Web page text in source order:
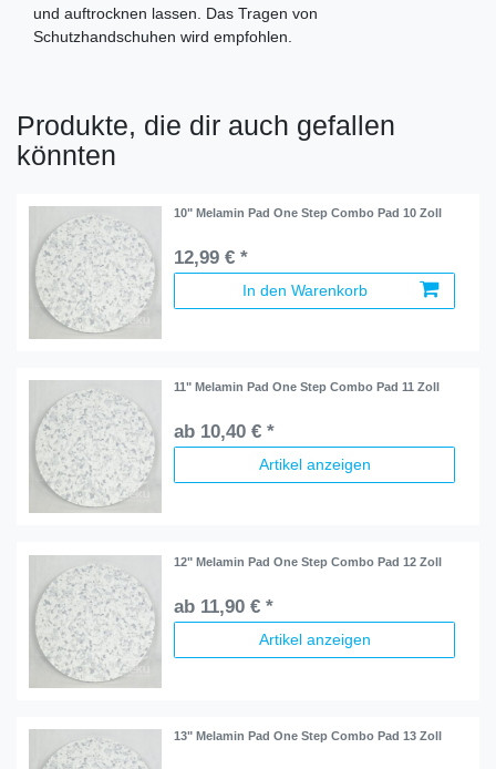
und auftrocknen lassen. Das Tragen von
Schutzhandschuhen wird empfohlen.
Produkte, die dir auch gefallen
könnten
10" Melamin Pad One Step Combo Pad 10 Zoll
12,99 € *
In den Warenkorb
11" Melamin Pad One Step Combo Pad 11 Zoll
ab 10,40 € *
Artikel anzeigen
12" Melamin Pad One Step Combo Pad 12 Zoll
ab 11,90 € *
Artikel anzeigen
13" Melamin Pad One Step Combo Pad 13 Zoll